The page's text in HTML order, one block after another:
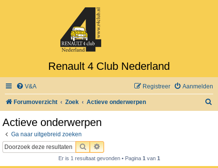
Renault 4 Club Nederland
V&A Aanmelden
Registreer
Forumoverzicht Zoek Actieve onderwerpen
Actieve onderwerpen
Ga naar uitgebreid zoeken
ZOEKUITGEBREID ZOEKEN
Er is 1 resultaat gevonden • Pagina 1van 1